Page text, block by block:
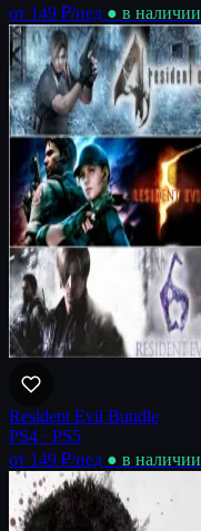
от 149 ₽/нед ● в наличии
Resident Evil Bundle
PS4 · PS5
от 149 ₽/нед ● в наличии